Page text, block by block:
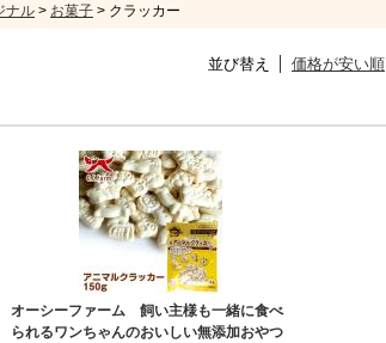
ナル > お菓子 > クラッカー
並び替え 価格が安い順
オーシーファーム 飼い主様も一緒に食べ
られるワンちゃんのおいしい無添加おやつ